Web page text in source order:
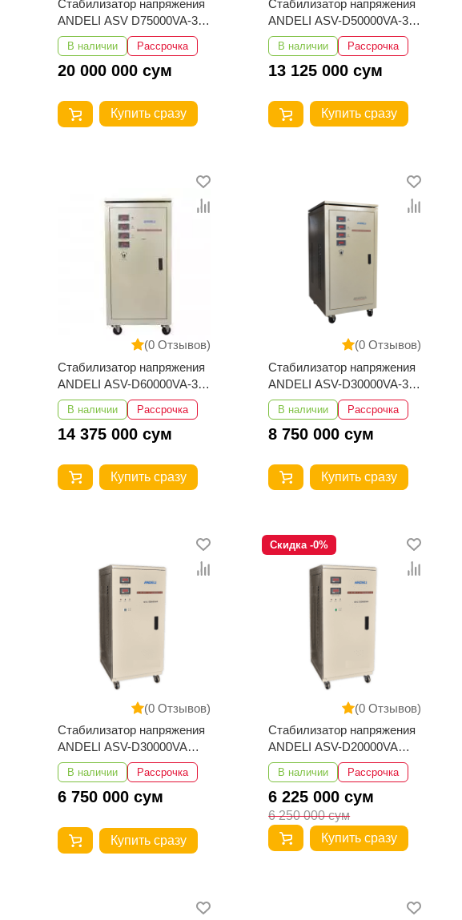
Стабилизатор напряжения
ANDELI ASV D75000VA-3
380V 260-430V
В наличии Рассрочка
20 000 000 сум
Купить сразу
Стабилизатор напряжения
ANDELI ASV-D50000VA-3
260-430V
В наличии Рассрочка
13 125 000 сум
Купить сразу
(0 Отзывов)
Стабилизатор напряжения
ANDELI ASV-D60000VA-3
380V 260-430V
В наличии Рассрочка
14 375 000 сум
Купить сразу
(0 Отзывов)
Стабилизатор напряжения
ANDELI ASV-D30000VA-3
380V 260-430V
В наличии Рассрочка
8 750 000 сум
Купить сразу
(0 Отзывов)
Стабилизатор напряжения
ANDELI ASV-D30000VA
110-250V напольный
В наличии Рассрочка
6 750 000 сум
Купить сразу
(0 Отзывов)
Скидка -0%
Стабилизатор напряжения
ANDELI ASV-D20000VA
110-250V напольный
В наличии Рассрочка
6 225 000 сум
6 250 000 сум
Купить сразу